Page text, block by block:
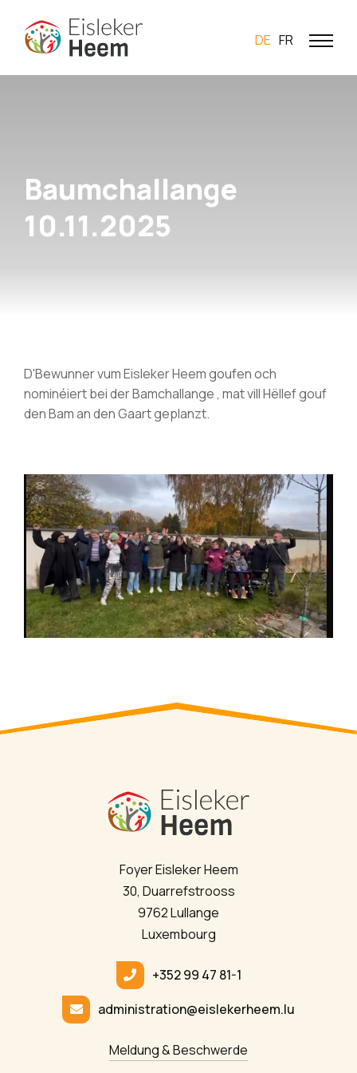
DE FR
Baumchallange
10.11.2025
D'Bewunner vum Eisleker Heem goufen och
nominéiert bei der Bamchallange , mat vill Hëllef gouf
den Bam an den Gaart geplanzt.
Foyer Eisleker Heem
30, Duarrefstrooss
9762 Lullange
Luxembourg
+352 99 47 81-1
administration@eislekerheem.lu
Meldung & Beschwerde